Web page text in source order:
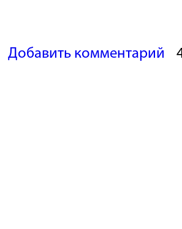
о Плауновидные. Древовидные плауны. Часть
Добавить комментарий